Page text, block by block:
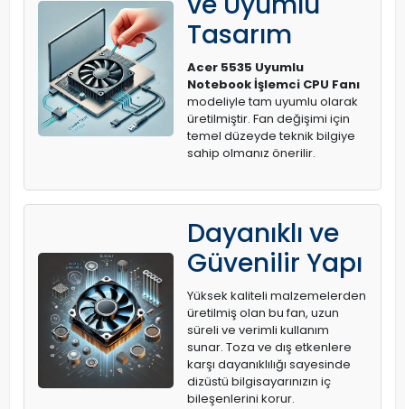
Tasarım
Acer 5535 Uyumlu
Notebook İşlemci CPU Fanı
modeliyle tam uyumlu olarak
üretilmiştir. Fan değişimi için
temel düzeyde teknik bilgiye
sahip olmanız önerilir.
Dayanıklı ve
Güvenilir Yapı
Yüksek kaliteli malzemelerden
üretilmiş olan bu fan, uzun
süreli ve verimli kullanım
sunar. Toza ve dış etkenlere
karşı dayanıklılığı sayesinde
dizüstü bilgisayarınızın iç
bileşenlerini korur.